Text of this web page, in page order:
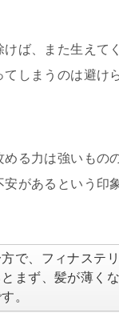
けば、また生えて
てしまうのは避け
める力は強いもの
があるという印
で、フィナステ
とまず、髪が薄く
。